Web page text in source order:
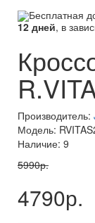
Бесплатная
12 дней, в
Производитель:
Модель:
Наличие: 9
5990р.
4790р.